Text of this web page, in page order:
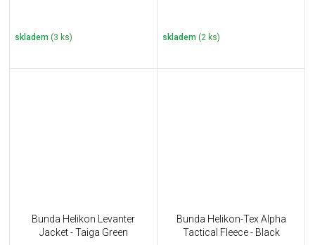
skladem (3 ks) skladem (2 ks)
Bunda Helikon Levanter
Jacket - Taiga Green
Bunda Helikon-Tex Alpha
Tactical Fleece - Black